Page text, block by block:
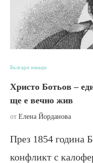
Българи юнаци
Христо Ботьов –
ще е вечно жив
от Елена Йорданова
През 1854 година
конфликт с